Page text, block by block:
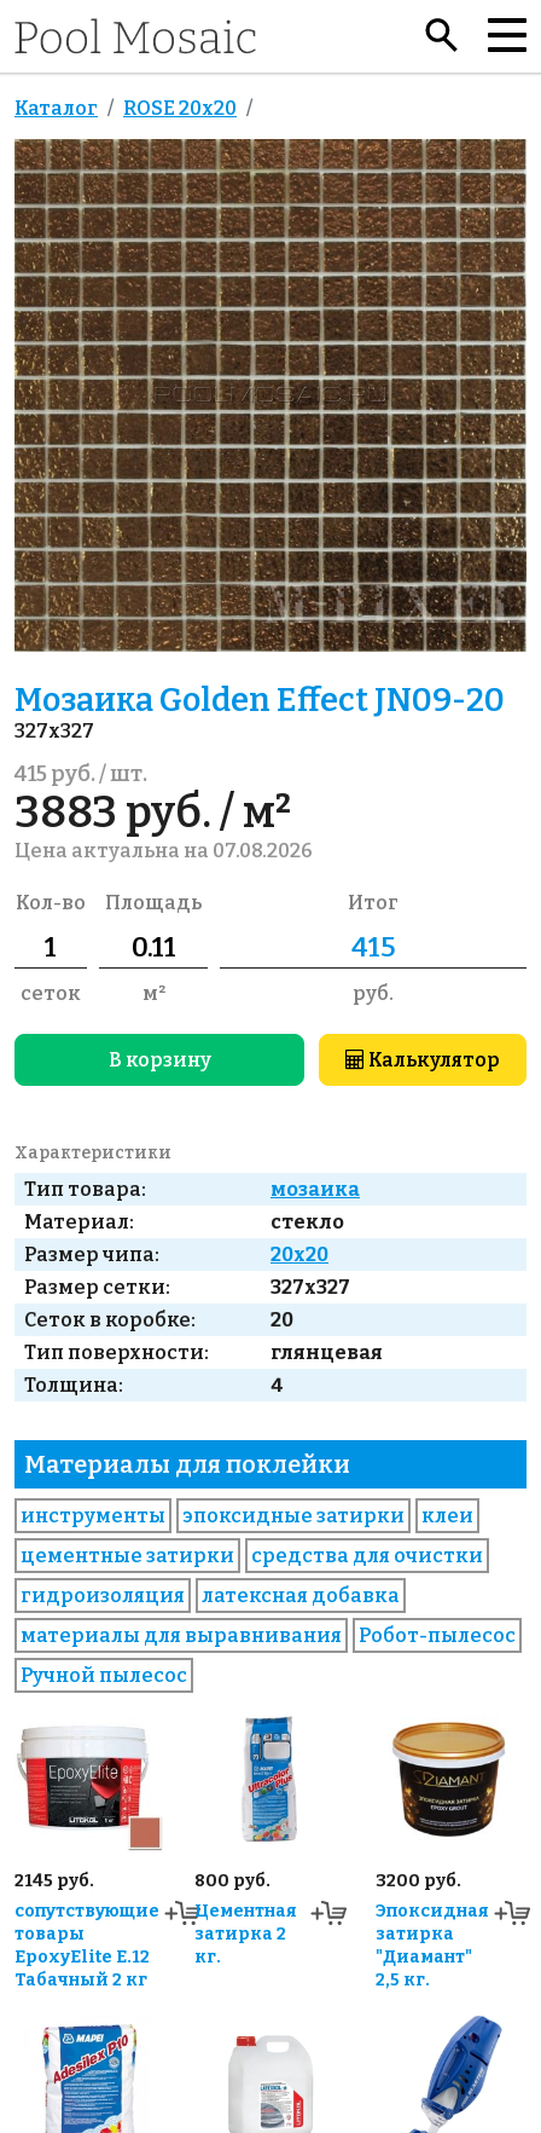
Каталог ROSE 20x20
Мозаика Golden Effect JN09-20
327x327
415 руб. / шт.
3883 руб. / м²
Цена актуальна на 07.08.2026
Кол-во
сеток
Площадь
м²
Итог
руб.
В корзину Калькулятор
Характеристики
Тип товара:
мозаика
Материал:
стекло
Размер чипа:
20x20
Размер сетки:
327x327
Сеток в коробке:
20
Тип поверхности:
глянцевая
Толщина:
4
Материалы для поклейки
инструменты эпоксидные затирки
клеи
цементные затирки
средства для очистки
гидроизоляция
латексная добавка
материалы для выравнивания
Робот-пылесос
Ручной пылесос
2145 руб.
сопутствующие
товары
EpoxyElite E.12
Табачный 2 кг
800 руб.
Цементная
затирка 2
кг.
3200 руб.
Эпоксидная
затирка
"Диамант"
2,5 кг.